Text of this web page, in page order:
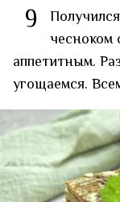
9
аппетитным.
угощаемся.